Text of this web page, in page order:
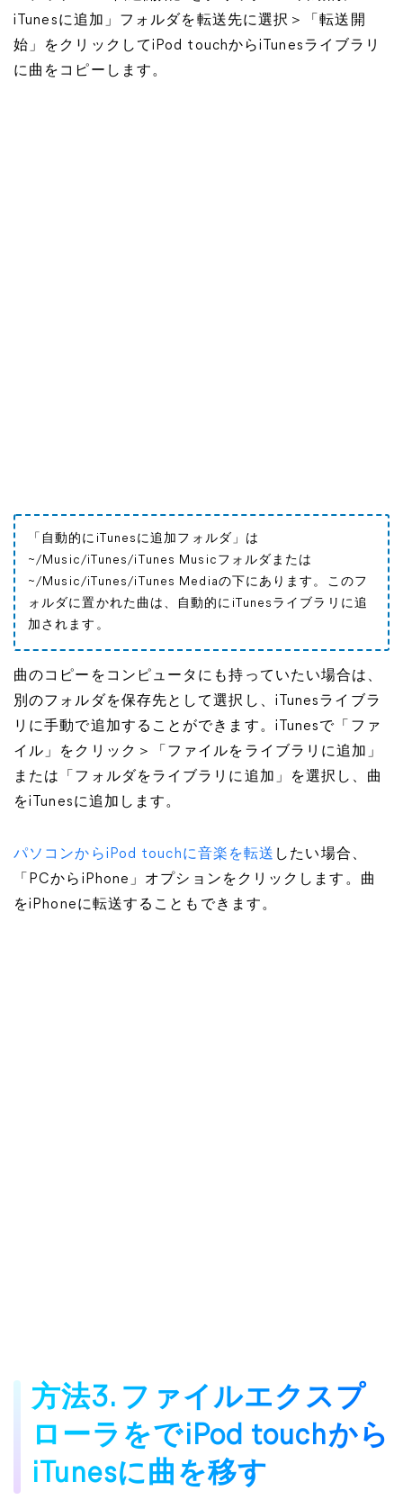
iTunesに追加」フォルダを転送先に選択＞「転送開
始」をクリックしてiPod touchからiTunesライブラリ
に曲をコピーします。
「自動的にiTunesに追加フォルダ」は
~/Music/iTunes/iTunes Musicフォルダまたは
~/Music/iTunes/iTunes Mediaの下にあります。このフ
ォルダに置かれた曲は、自動的にiTunesライブラリに追
加されます。
曲のコピーをコンピュータにも持っていたい場合は、
別のフォルダを保存先として選択し、iTunesライブラ
リに手動で追加することができます。iTunesで「ファ
イル」をクリック＞「ファイルをライブラリに追加」
または「フォルダをライブラリに追加」を選択し、曲
をiTunesに追加します。
パソコンからiPod touchに音楽を転送 したい場合、
「PCからiPhone」オプションをクリックします。曲
をiPhoneに転送することもできます。
方法3. ファイルエクスプ
ローラをでiPod touchから
iTunesに曲を移す